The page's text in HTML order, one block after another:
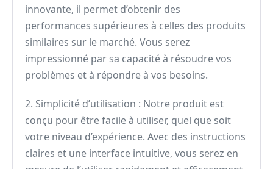
innovante, il permet d’obtenir des
performances supérieures à celles des produits
similaires sur le marché. Vous serez
impressionné par sa capacité à résoudre vos
problèmes et à répondre à vos besoins.
2. Simplicité d’utilisation : Notre produit est
conçu pour être facile à utiliser, quel que soit
votre niveau d’expérience. Avec des instructions
claires et une interface intuitive, vous serez en